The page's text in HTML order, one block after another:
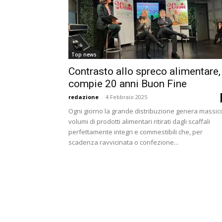
Top news
Contrasto allo spreco alimentare,
compie 20 anni Buon Fine
redazione - 4 Febbraio 2025
Ogni giorno la grande distribuzione genera
volumi di prodotti alimentari ritirati dagli scaffali
perfettamente integri e commestibili che, per
scadenza ravvicinata o confezione...